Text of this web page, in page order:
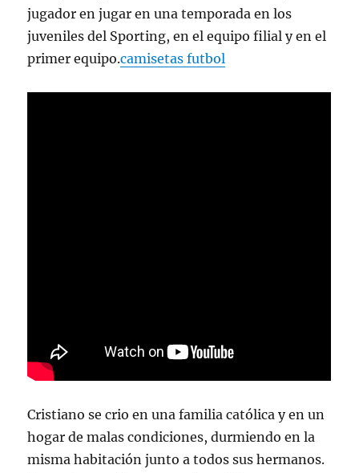
jugador en jugar en una temporada en los
juveniles del Sporting, en el equipo filial y en el
primer equipo.camisetas futbol
Cristiano se crio en una familia católica y en un
hogar de malas condiciones, durmiendo en la
misma habitación junto a todos sus hermanos.